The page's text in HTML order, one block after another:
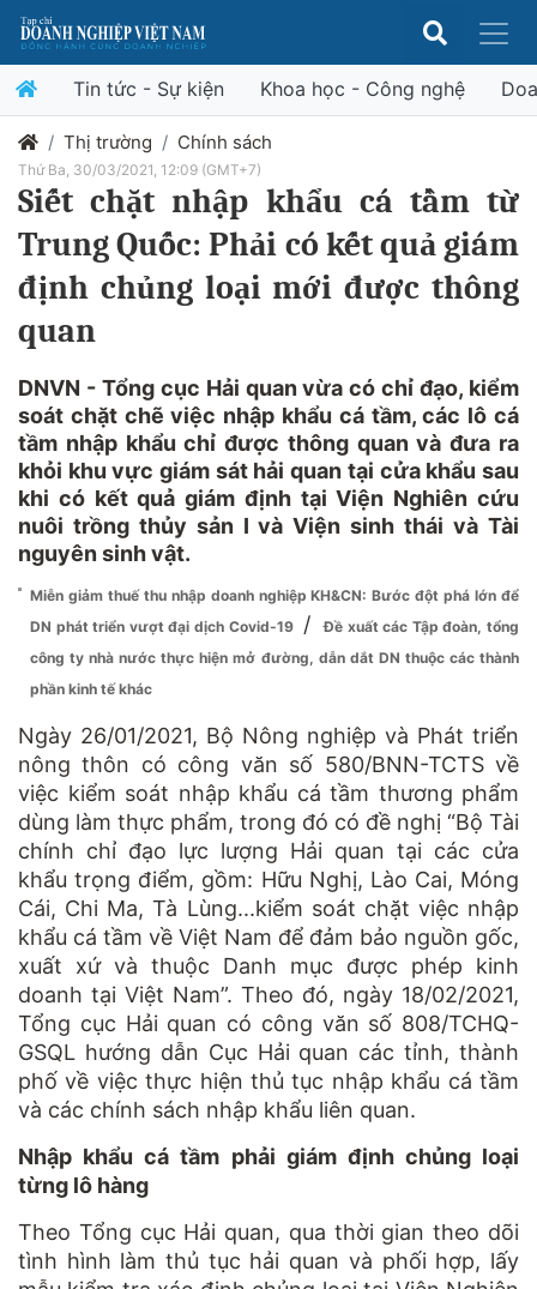
Tin tức - Sự kiện Khoa học - Công nghệ
Thị trường Chính sách
Thứ Ba, 30/03/2021, 12:09 (GMT+7)
Siết chặt nhập khẩu cá tầm từ
Trung Quốc: Phải có kết quả giám
định chủng loại mới được thông
quan
DNVN - Tổng cục Hải quan vừa có chỉ đạo, kiểm
soát chặt chẽ việc nhập khẩu cá tầm, các lô cá
tầm nhập khẩu chỉ được thông quan và đưa ra
khỏi khu vực giám sát hải quan tại cửa khẩu sau
khi có kết quả giám định tại Viện Nghiên cứu
nuôi trồng thủy sản I và Viện sinh thái và Tài
nguyên sinh vật.
Miễn giảm thuế thu nhập doanh nghiệp KH&CN: Bước đột phá lớn để
DN phát triển vượt đại dịch Covid-19 /
Đề xuất các Tập đoàn, tổng
công ty nhà nước thực hiện mở đường, dẫn dắt DN thuộc các thành
phần kinh tế khác
Ngày 26/01/2021, Bộ Nông nghiệp và Phát triển
nông thôn có công văn số 580/BNN-TCTS về
việc kiểm soát nhập khẩu cá tầm thương phẩm
dùng làm thực phẩm, trong đó có đề nghị “Bộ Tài
chính chỉ đạo lực lượng Hải quan tại các cửa
khẩu trọng điểm, gồm: Hữu Nghị, Lào Cai, Móng
Cái, Chi Ma, Tà Lùng...kiểm soát chặt việc nhập
khẩu cá tầm về Việt Nam để đảm bảo nguồn gốc,
xuất xứ và thuộc Danh mục được phép kinh
doanh tại Việt Nam”. Theo đó, ngày 18/02/2021,
Tổng cục Hải quan có công văn số 808/TCHQ-
GSQL hướng dẫn Cục Hải quan các tỉnh, thành
phố về việc thực hiện thủ tục nhập khẩu cá tầm
và các chính sách nhập khẩu liên quan.
Nhập khẩu cá tầm phải giám định chủng loại
từng lô hàng
Theo Tổng cục Hải quan, qua thời gian theo dõi
tình hình làm thủ tục hải quan và phối hợp, lấy